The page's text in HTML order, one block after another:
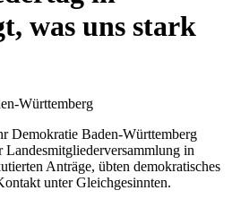
was uns stark
Württemberg
Demokratie Baden-Württemberg
in
Anträge, übten demokratisches
unter Gleichgesinnten.